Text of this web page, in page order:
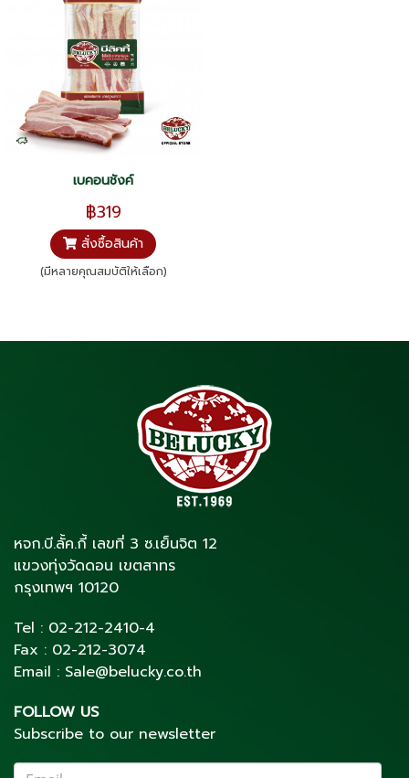
เบคอนชังค์
฿319
สั่งซื้อสินค้า
(มีหลายคุณสมบัติให้เลือก)
หจก.บี.ลั้ค.กี้ เลขที่ 3 ซ.เย็นจิต 12
แขวงทุ่งวัดดอน เขตสาทร
กรุงเทพฯ 10120
Tel : 02-212-2410-4
Fax : 02-212-3074
Email : Sale@belucky.co.th
FOLLOW US
Subscribe to our newsletter